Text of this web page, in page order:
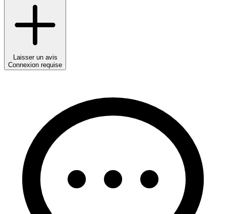
Laisser un avis
Connexion requise